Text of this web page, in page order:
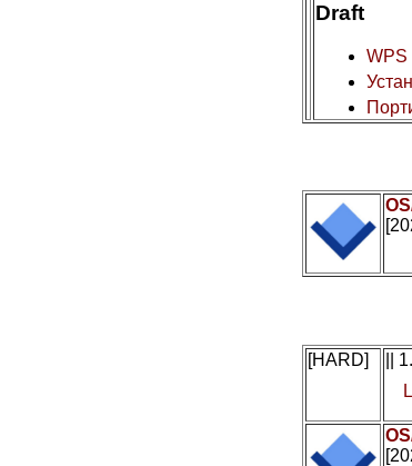
Draft
WPS
[HARD]
||